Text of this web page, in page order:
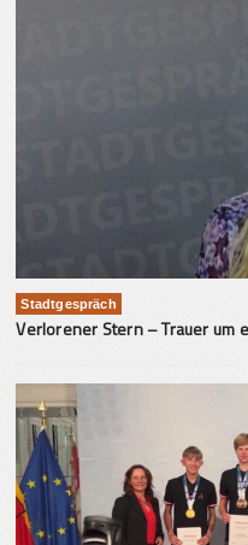
Stadtgespräch
Verlorener Stern – Trauer um